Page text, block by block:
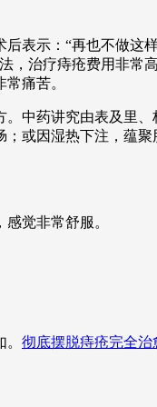
表示：“再也不做这
，治疗痔疮费用非常
痛苦。
中药讲究由表及里、
或因湿热下注，蕴聚
觉非常舒服。
彻底摆脱痔疮完全治